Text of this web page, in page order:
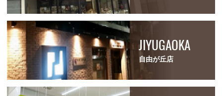
JIYUGAOKA
自由が丘店